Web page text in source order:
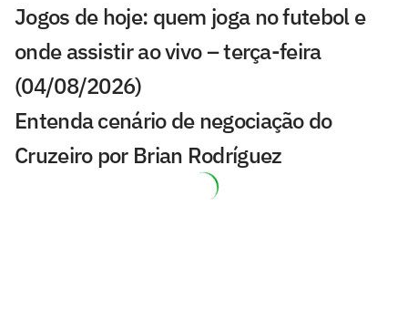
Jogos de hoje: quem joga no futebol e
onde assistir ao vivo – terça-feira
(04/08/2026)
Entenda cenário de negociação do
Cruzeiro por Brian Rodríguez
Clube russo faz sondagem por Keny